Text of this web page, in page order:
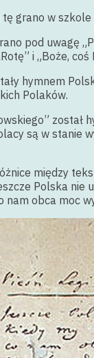
grano w szkole
pod uwagę
i „Boże, coś
hymnem
Polaków.
został
są w stanie
między
Polska nie
nam obca moc